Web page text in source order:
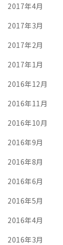
2017年4月
2017年3月
2017年2月
2017年1月
2016年12月
2016年11月
2016年10月
2016年9月
2016年8月
2016年6月
2016年5月
2016年4月
2016年3月